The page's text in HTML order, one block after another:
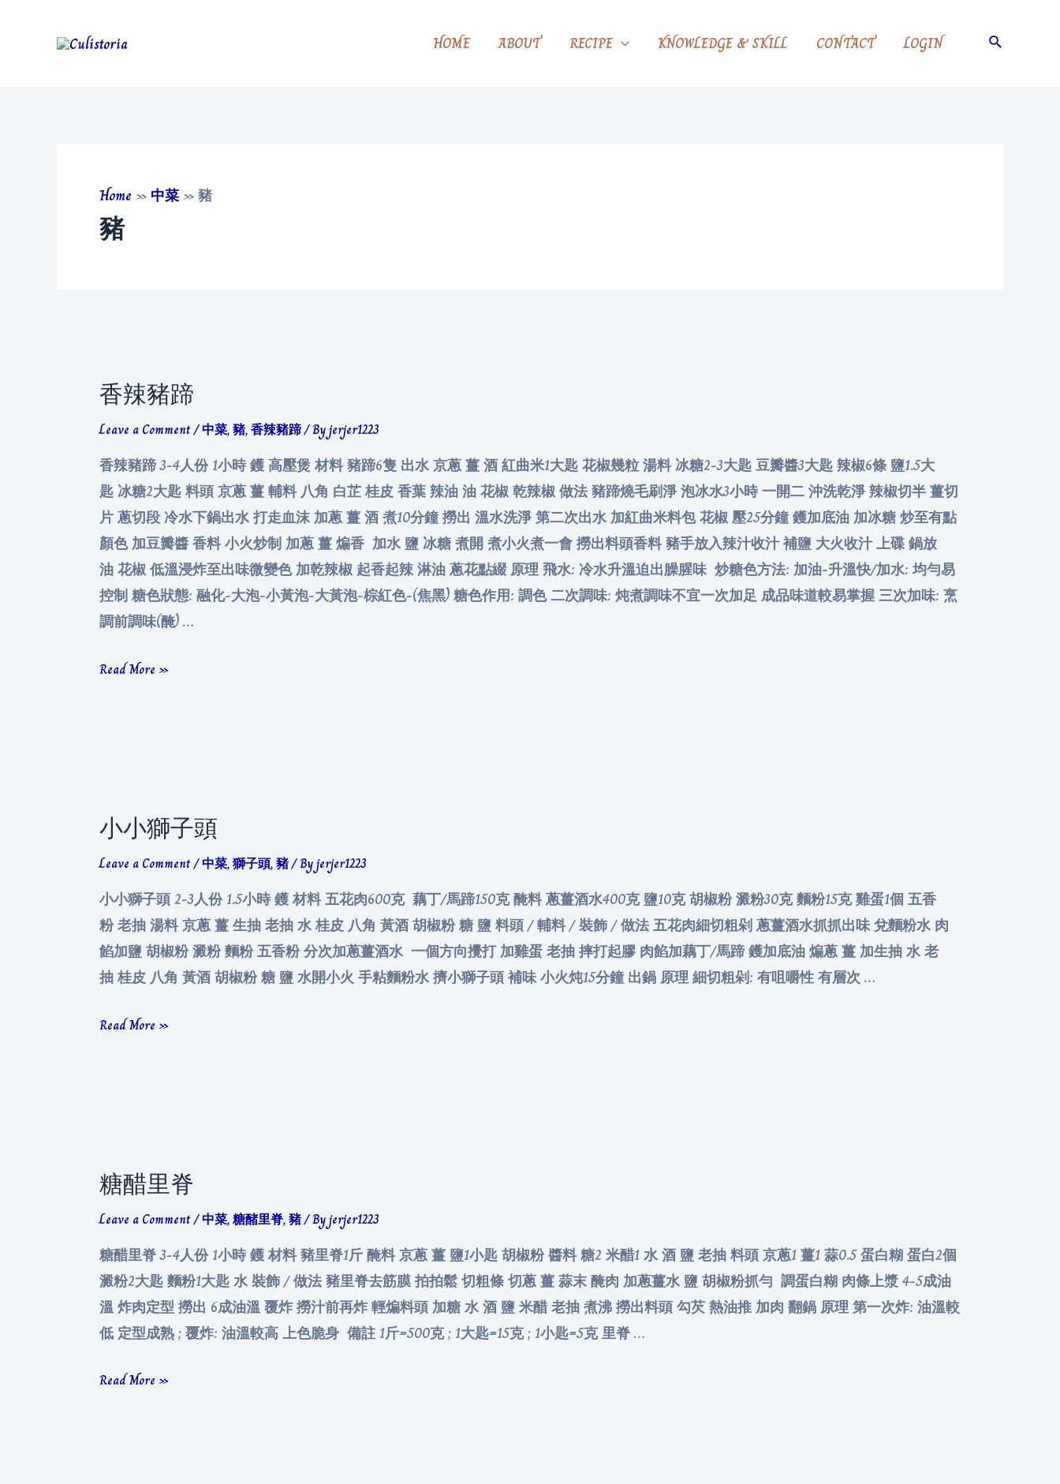
HOME ABOUT RECIPE KNOWLEDGE & SKILL CONTACT LOGIN Search
Home » 中菜 »豬
豬
香辣豬蹄
Leave a Comment/中菜,豬,香辣豬蹄/ Byjerjer1223
香辣豬蹄 3-4人份 1小時 鑊 高壓煲 材料 豬蹄6隻 出水 京蔥 薑 酒 紅曲米1大匙 花椒幾粒 湯料 冰糖2-3大匙 豆瓣醬3大匙 辣椒6條 鹽1.5大
匙 冰糖2大匙 料頭 京蔥 薑 輔料 八角 白芷 桂皮 香葉 辣油 油 花椒 乾辣椒 做法 豬蹄燒毛刷淨 泡冰水3小時 一開二 沖洗乾淨 辣椒切半 薑切
片 蔥切段 冷水下鍋出水 打走血沫 加蔥 薑 酒 煮10分鐘 撈出 溫水洗淨 第二次出水 加紅曲米料包 花椒 壓25分鐘 鑊加底油 加冰糖 炒至有點
顏色 加豆瓣醬 香料 小火炒制 加蔥 薑 煸香 加水 鹽 冰糖 煮開 煮小火煮一會 撈出料頭香料 豬手放入辣汁收汁 補鹽 大火收汁 上碟 鍋放
油 花椒 低溫浸炸至出味微變色 加乾辣椒 起香起辣 淋油 蔥花點綴 原理 飛水: 冷水升溫迫出臊腥味 炒糖色方法: 加油-升溫快/加水: 均勻易
控制 糖色狀態: 融化-大泡-小黃泡-大黃泡-棕紅色-(焦黑) 糖色作用: 調色 二次調味: 炖煮調味不宜一次加足 成品味道較易掌握 三次加味: 烹
調前調味(醃) …
香
Read More »
小小獅子頭
Leave a Comment/中菜,獅子頭,豬/ Byjerjer1223
小小獅子頭 2-3人份 1.5小時 鑊 材料 五花肉600克 藕丁/馬蹄150克 醃料 蔥薑酒水400克 鹽10克 胡椒粉 澱粉30克 麵粉15克 雞蛋1個 五香
粉 老抽 湯料 京蔥 薑 生抽 老抽 水 桂皮 八角 黃酒 胡椒粉 糖 鹽 料頭 / 輔料 / 裝飾 / 做法 五花肉細切粗剁 蔥薑酒水抓抓出味 兌麵粉水 肉
餡加鹽 胡椒粉 澱粉 麵粉 五香粉 分次加蔥薑酒水 一個方向攪打 加雞蛋 老抽 摔打起膠 肉餡加藕丁/馬蹄 鑊加底油 煸蔥 薑 加生抽 水 老
抽 桂皮 八角 黃酒 胡椒粉 糖 鹽 水開小火 手粘麵粉水 擠小獅子頭 補味 小火炖15分鐘 出鍋 原理 細切粗剁: 有咀嚼性 有層次 …
小
Read More »
糖醋里脊
Leave a Comment/中菜,糖醏里脊,豬/ Byjerjer1223
糖醋里脊 3-4人份 1小時 鑊 材料 豬里脊1斤 醃料 京蔥 薑 鹽1小匙 胡椒粉 醬料 糖2 米醋1 水 酒 鹽 老抽 料頭 京蔥1 薑1 蒜0.5 蛋白糊 蛋白2個
澱粉2大匙 麵粉1大匙 水 裝飾 / 做法 豬里脊去筋膜 拍拍鬆 切粗條 切蔥 薑 蒜末 醃肉 加蔥薑水 鹽 胡椒粉抓勻 調蛋白糊 肉條上漿 4-5成油
溫 炸肉定型 撈出 6成油溫 覆炸 撈汁前再炸 輕煸料頭 加糖 水 酒 鹽 米醋 老抽 煮沸 撈出料頭 勾芡 熱油推 加肉 翻鍋 原理 第一次炸: 油溫較
低 定型成熟 ; 覆炸: 油溫較高 上色脆身 備註 1斤=500克 ; 1大匙=15克 ; 1小匙=5克 里脊 …
糖
Read More »